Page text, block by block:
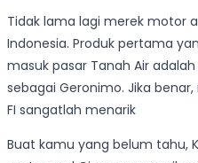
Tidak lama lagi merek motor
Indonesia. Produk pertama
masuk pasar Tanah Air
sebagai Geronimo. Jika
FI sangatlah menarik
Buat kamu yang belum tahu,